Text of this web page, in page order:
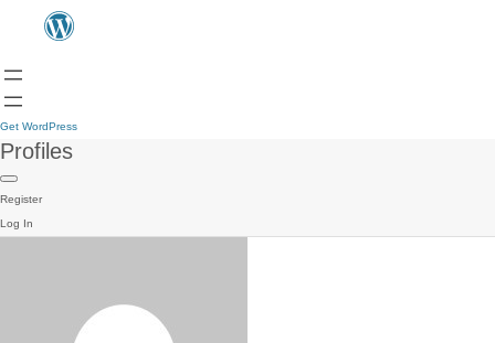
Get WordPress
Profiles
Register
Log In